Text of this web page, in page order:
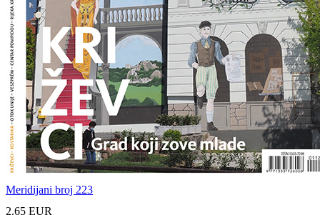
Meridijani broj 223
2.65 EUR